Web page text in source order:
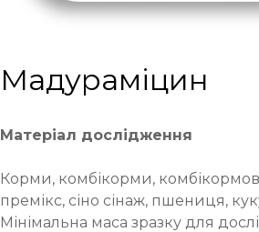
Мадураміцин
Матеріал дослідження
Корми, комбікорми,
премікс, сіно сінаж, пшениця,
Мінімальна маса зразку для